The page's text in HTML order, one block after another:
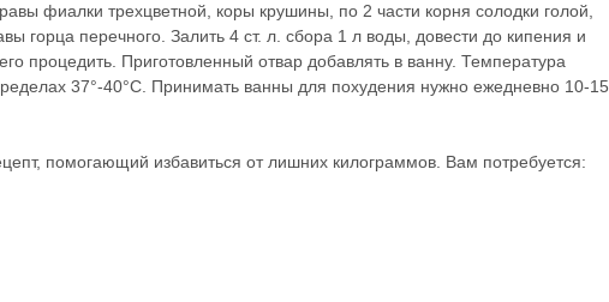
фиалки трехцветной, коры крушины, по 2 части корня солодки голой,
горца перечного. Залить 4 ст. л. сбора 1 л воды, довести до кипения и
процедить. Приготовленный отвар добавлять в ванну. Температура
37°-40°С. Принимать ванны для похудения нужно ежедневно 10-15
помогающий избавиться от лишних килограммов. Вам потребуется: